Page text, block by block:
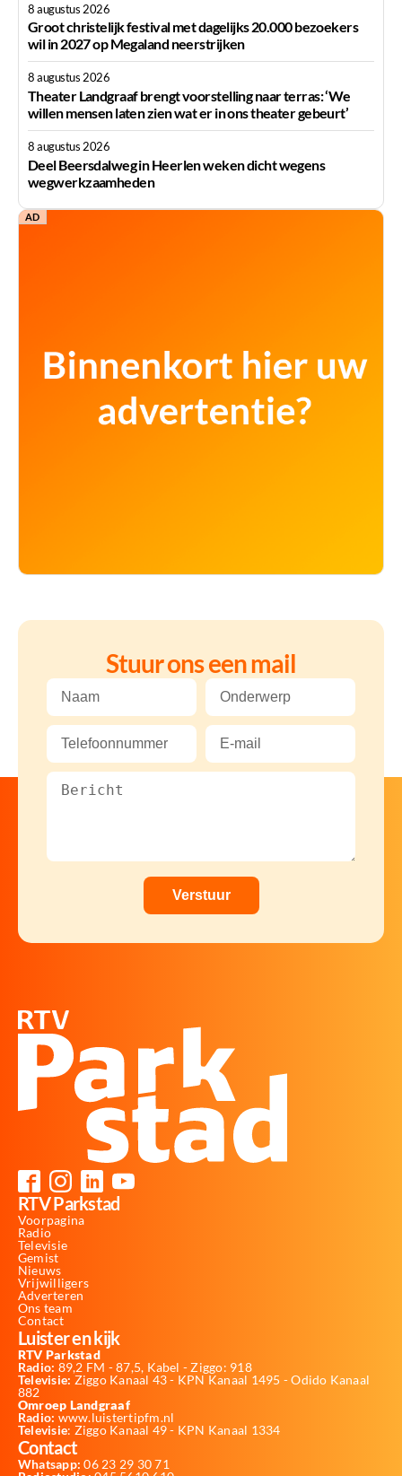
8 augustus 2026
Groot christelijk festival met dagelijks 20.000 bezoekers
wil in 2027 op Megaland neerstrijken
8 augustus 2026
Theater Landgraaf brengt voorstelling naar terras: ‘We
willen mensen laten zien wat er in ons theater gebeurt’
8 augustus 2026
Deel Beersdalweg in Heerlen weken dicht wegens
wegwerkzaamheden
AD
Stuur ons een mail
RTV Parkstad
Voorpagina
Radio
Televisie
Gemist
Nieuws
Vrijwilligers
Adverteren
Ons team
Contact
Luister en kijk
RTV Parkstad
Radio: 89,2 FM - 87,5, Kabel - Ziggo: 918
Televisie: Ziggo Kanaal 43 - KPN Kanaal 1495 - Odido Kanaal
882
Omroep Landgraaf
Radio: www.luistertipfm.nl
Televisie: Ziggo Kanaal 49 - KPN Kanaal 1334
Contact
Whatsapp: 06 23 29 30 71